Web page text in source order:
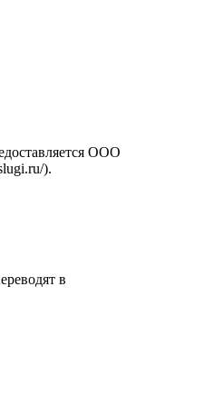
ООО
).
в